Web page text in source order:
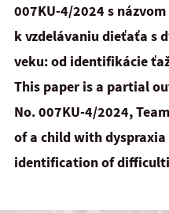
007KU-4/2024 s
k vzdelávaniu dieťaťa s
veku: od identifikácie
This paper is a partial
No. 007KU-4/2024,
ofa child with
identification of